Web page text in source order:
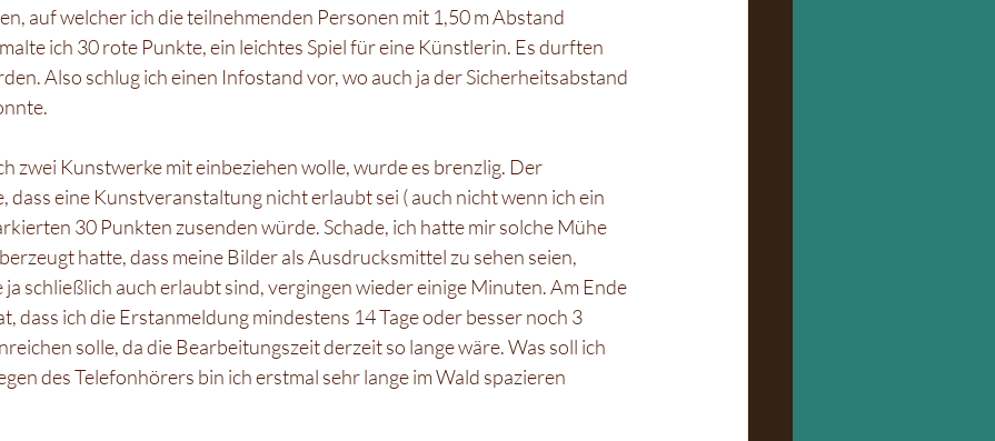
auf welcher ich die teilnehmenden Personen mit 1,50 m Abstand
ich 30 rote Punkte, ein leichtes Spiel für eine Künstlerin. Es durften
Also schlug ich einen Infostand vor, wo auch ja der Sicherheitsabstand
zwei Kunstwerke mit einbeziehen wolle, wurde es brenzlig. Der
dass eine Kunstveranstaltung nicht erlaubt sei ( auch nicht wenn ich ein
30 Punkten zusenden würde. Schade, ich hatte mir solche Mühe
hatte, dass meine Bilder als Ausdrucksmittel zu sehen seien,
ja schließlich auch erlaubt sind, vergingen wieder einige Minuten. Am Ende
dass ich die Erstanmeldung mindestens 14 Tage oder besser noch 3
solle, da die Bearbeitungszeit derzeit so lange wäre. Was soll ich
des Telefonhörers bin ich erstmal sehr lange im Wald spazieren